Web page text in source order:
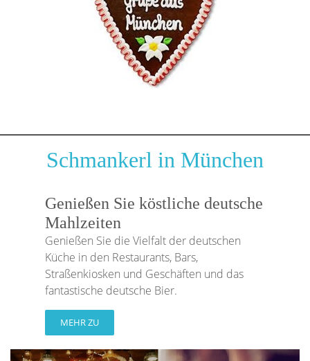
Schmankerl in München
Genießen Sie köstliche deutsche
Mahlzeiten
Genießen Sie die Vielfalt der deutschen
Küche in den Restaurants, Bars,
Straßenkiosken und Geschäften und das
fantastische deutsche Bier.
MEHR ZU